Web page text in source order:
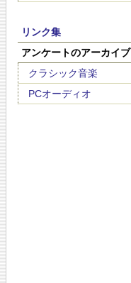
リンク集
アンケートのアーカイブ
クラシック音楽
PCオーディオ